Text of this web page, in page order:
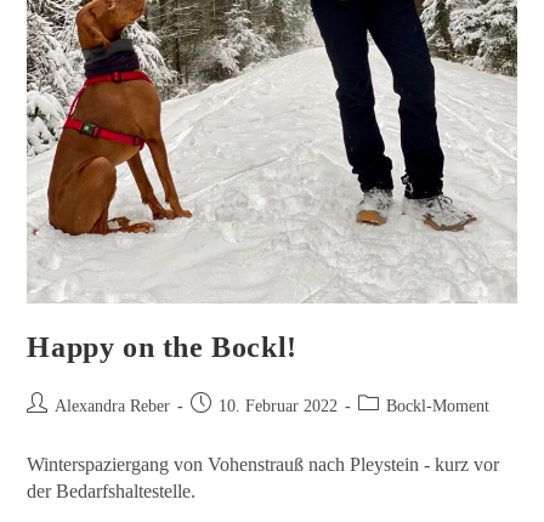
Happy on the Bockl!
Alexandra Reber 10. Februar 2022 Bockl-Moment
Winterspaziergang von Vohenstrauß nach Pleystein - kurz vor
der Bedarfshaltestelle.